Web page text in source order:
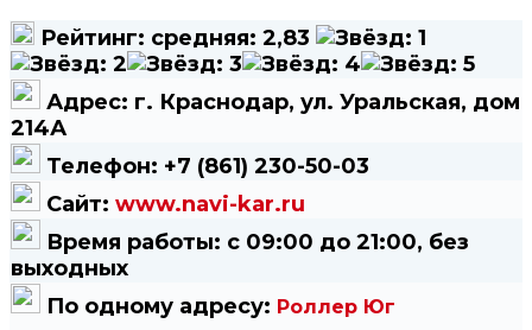
Рейтинг: средняя: 2,83
Адрес: г. Краснодар, ул. Уральская, дом
214А
Телефон: +7 (861) 230-50-03
Сайт: www.navi-kar.ru
Время работы: с 09:00 до 21:00, без
выходных
По одному адресу: Роллер Юг